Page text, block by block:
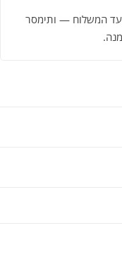
המשלוח — ותימסר